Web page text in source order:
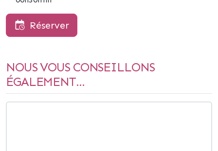
Réserver
NOUS VOUS CONSEILLONS
ÉGALEMENT...